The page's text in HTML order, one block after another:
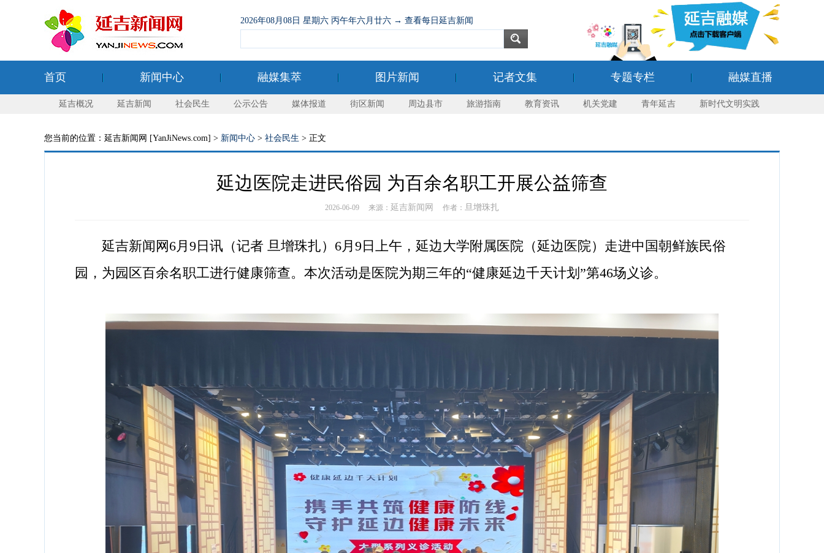
2026年08月08日 星期六 丙午年六月廿六 → 查看每日延吉新闻
首页 新闻中心 融媒集萃 图片新闻 记者文集 专题专栏 融媒直播
延吉概况 延吉新闻 社会民生 公示公告 媒体报道 街区新闻 周边县市 旅游指南 教育资讯 机关党建 青年延吉 新时代文明实践
您当前的位置：延吉新闻网 [YanJiNews.com] > 新闻中心 > 社会民生 > 正文
延边医院走进民俗园 为百余名职工开展公益筛查
2026-06-09 来源： 延吉新闻网 作者： 旦增珠扎
延吉新闻网6月9日讯（记者 旦增珠扎）6月9日上午，延边大学附属医院（延边医院）走进中国朝鲜族民俗
园，为园区百余名职工进行健康筛查。本次活动是医院为期三年的“健康延边千天计划”第46场义诊。